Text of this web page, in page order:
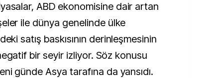
ile dünya genelinde ülke
satış baskısının derinleşmesinin
bir seyir izliyor. Söz konusu
günde Asya tarafına da yansıdı.